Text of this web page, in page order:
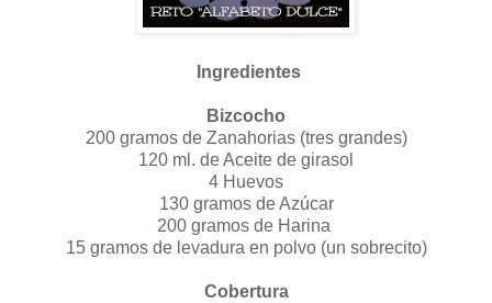
Ingredientes
Bizcocho
200 gramos de Zanahorias (tres grandes)
120 ml. de Aceite de girasol
4 Huevos
130 gramos de Azúcar
200 gramos de Harina
15 gramos de levadura en polvo (un sobrecito)
Cobertura